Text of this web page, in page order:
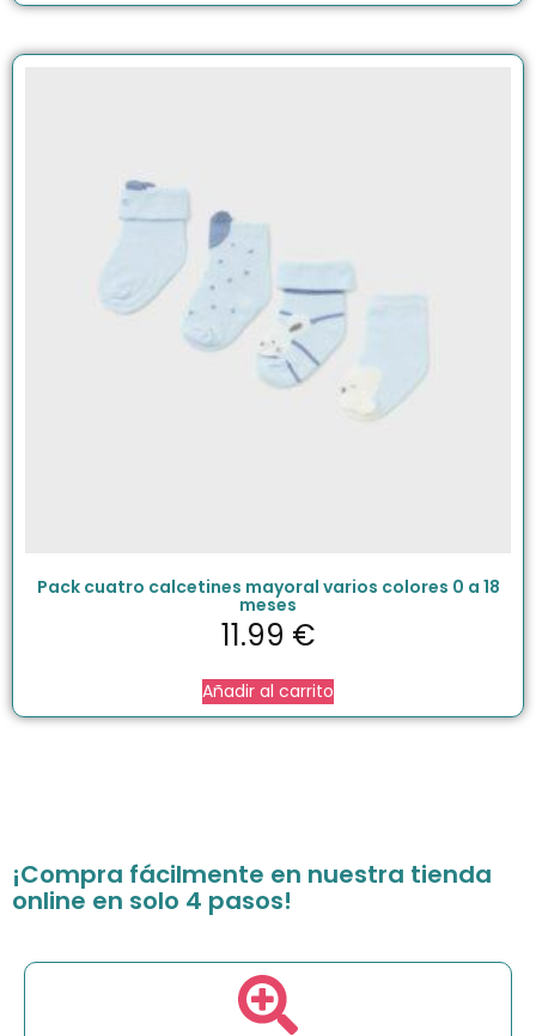
Pack cuatro calcetines mayoral varios colores 0 a 18
meses
11.99 €
Añadir al carrito
¡Compra fácilmente en nuestra tienda
online en solo 4 pasos!